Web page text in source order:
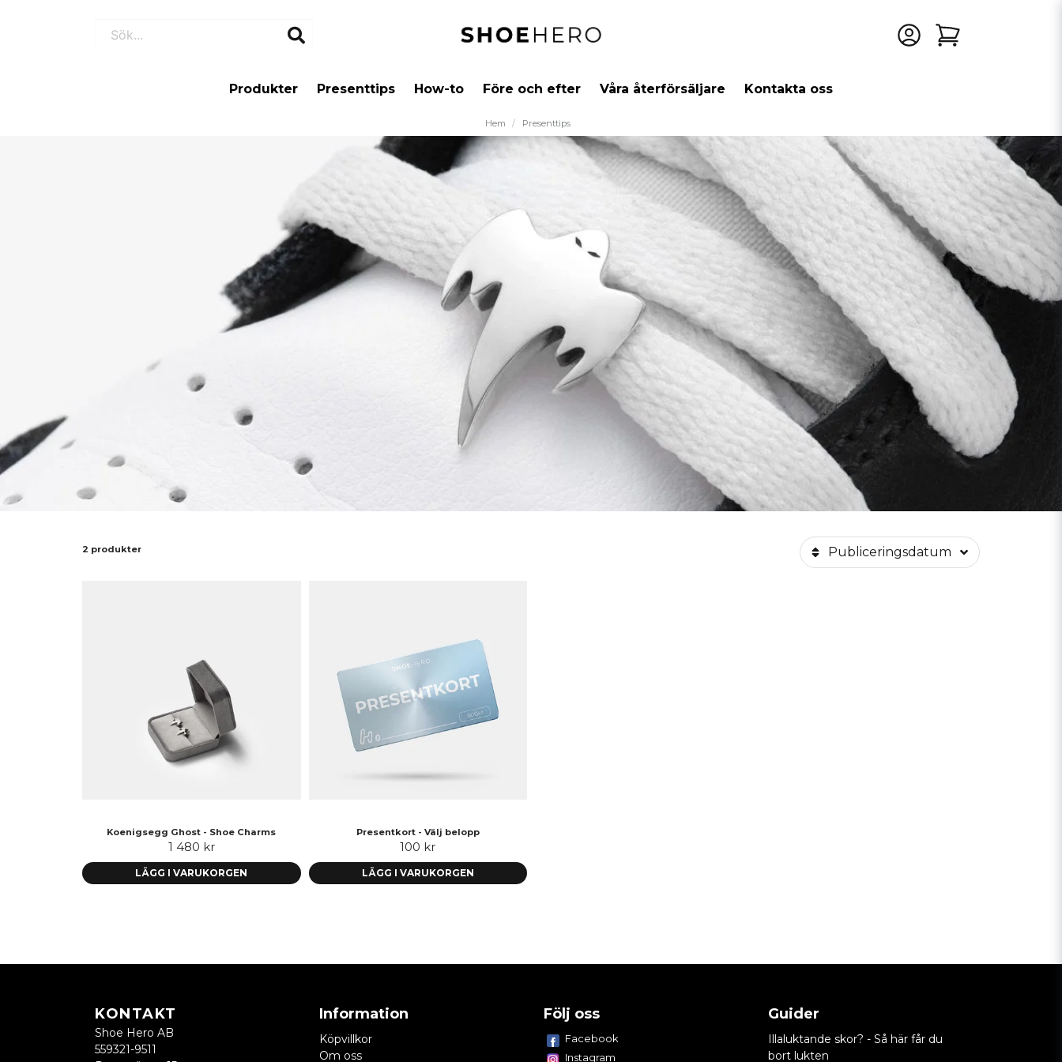
Produkter Presenttips How-to Före och efter Våra återförsäljare Kontakta oss
Hem Presenttips
2 produkter Publiceringsdatum
Koenigsegg Ghost - Shoe Charms
1 480 kr
LÄGG I VARUKORGEN
Presentkort - Välj belopp
100 kr
LÄGG I VARUKORGEN
KONTAKT
Shoe Hero AB
559321-9511
Information
Köpvillkor
Om oss
Följ oss
Facebook
Instagram
Guider
Illaluktande skor? - Så här får du
bort lukten